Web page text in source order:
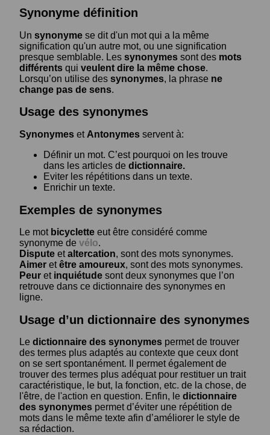
Synonyme définition
Un synonyme se dit d'un mot qui a la même
signification qu'un autre mot, ou une signification
presque semblable. Les synonymes sont des mots
différents qui veulent dire la même chose.
Lorsqu’on utilise des synonymes, la phrase ne
change pas de sens.
Usage des synonymes
Synonymes et Antonymes servent à:
Définir un mot. C’est pourquoi on les trouve
dans les articles de dictionnaire.
Eviter les répétitions dans un texte.
Enrichir un texte.
Exemples de synonymes
Le mot bicyclette eut être considéré comme
synonyme de vélo.
Dispute etaltercation, sont des mots synonymes.
Aimer etêtre amoureux, sont des mots synonymes.
Peur et inquiétude sont deux synonymes que l’on
retrouve dans ce dictionnaire des synonymes en
ligne.
Usage d’un dictionnaire des synonymes
Le dictionnaire des synonymes permet de trouver
des termes plus adaptés au contexte que ceux dont
on se sert spontanément. Il permet également de
trouver des termes plus adéquat pour restituer un trait
caractéristique, le but, la fonction, etc. de la chose, de
l'être, de l'action en question. Enfin, le dictionnaire
des synonymes permet d’éviter une répétition de
mots dans le même texte afin d’améliorer le style de
sa rédaction.